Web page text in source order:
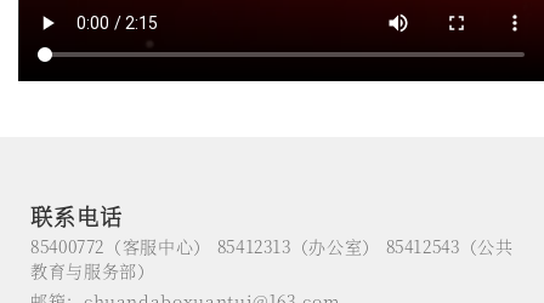
联系电话
85400772（客服中心） 85412313（办公室） 85412543（公共
教育与服务部）